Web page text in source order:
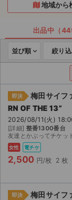
もうすぐ開催のチケ
チケットのリクエス
取扱チケット
ライブ・コンサート
ライブ・コンサー
イベント
スポーツ
演劇・ミュージカル
ご利用ガイド
地域から
出品中（
並び順 絞り
即決
梅田サイフ
RN OF THE 13”
2026/08/11(火)
[詳細] 整番1300番台
友達とかぶってチケッ
女性 電チケ
2,500 円/枚 2 枚
即決
梅田サイフ